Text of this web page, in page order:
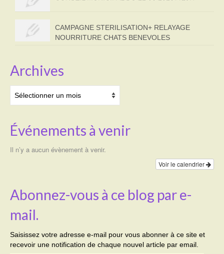
CAMPAGNE STERILISATION+ RELAYAGE
NOURRITURE CHATS BENEVOLES
Archives
Événements à venir
Il n’y a aucun évènement à venir.
Voir le calendrier
Abonnez-vous à ce blog par e-
mail.
Saisissez votre adresse e-mail pour vous abonner à ce site et
recevoir une notification de chaque nouvel article par email.